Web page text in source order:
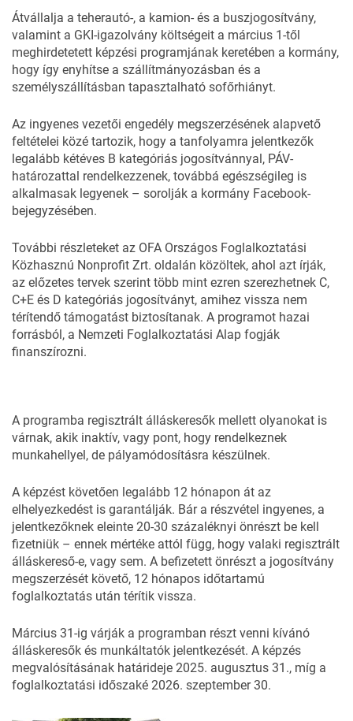
Átvállalja a teherautó-, a kamion- és a buszjogosítvány,
valamint a GKI-igazolvány költségeit a március 1-től
meghirdetetett képzési programjának keretében a kormány,
hogy így enyhítse a szállítmányozásban és a
személyszállításban tapasztalható sofőrhiányt.
Az ingyenes vezetői engedély megszerzésének alapvető
feltételei közé tartozik, hogy a tanfolyamra jelentkezők
legalább kétéves B kategóriás jogosítvánnyal, PÁV-
határozattal rendelkezzenek, továbbá egészségileg is
alkalmasak legyenek – sorolják a kormány Facebook-
bejegyzésében.
További részleteket az OFA Országos Foglalkoztatási
Közhasznú Nonprofit Zrt. oldalán közöltek, ahol azt írják,
az előzetes tervek szerint több mint ezren szerezhetnek C,
C+E és D kategóriás jogosítványt, amihez vissza nem
térítendő támogatást biztosítanak. A programot hazai
forrásból, a Nemzeti Foglalkoztatási Alap fogják
finanszírozni.
A programba regisztrált álláskeresők mellett olyanokat is
várnak, akik inaktív, vagy pont, hogy rendelkeznek
munkahellyel, de pályamódosításra készülnek.
A képzést követően legalább 12 hónapon át az
elhelyezkedést is garantálják. Bár a részvétel ingyenes, a
jelentkezőknek eleinte 20-30 százaléknyi önrészt be kell
fizetniük – ennek mértéke attól függ, hogy valaki regisztrált
álláskereső-e, vagy sem. A befizetett önrészt a jogosítvány
megszerzését követő, 12 hónapos időtartamú
foglalkoztatás után térítik vissza.
Március 31-ig várják a programban részt venni kívánó
álláskeresők és munkáltatók jelentkezését. A képzés
megvalósításának határideje 2025. augusztus 31., míg a
foglalkoztatási időszaké 2026. szeptember 30.